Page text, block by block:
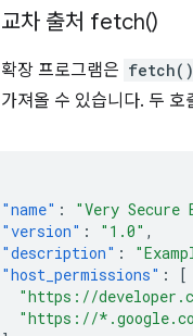
교차 출처 fetch()
확장 프로그램은 fetch()
가져올 수 있습니다. 두 호
"name" : "Very Secure
"version" : "1.0" ,
"description" :
"host_permissions" :
[
"https://
"https://